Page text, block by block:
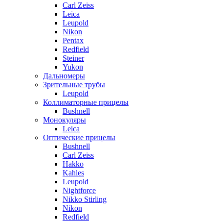
Carl Zeiss
Leica
Leupold
Nikon
Pentax
Redfield
Steiner
Yukon
Дальномеры
Зрительные трубы
Leupold
Коллиматорные прицелы
Bushnell
Монокуляры
Leica
Оптические прицелы
Bushnell
Carl Zeiss
Hakko
Kahles
Leupold
Nightforce
Nikko Stirling
Nikon
Redfield